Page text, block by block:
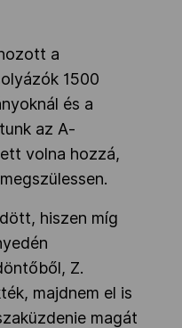
a
1500
és a
az A-
volna hozzá,
hiszen míg
Z.
majdnem el is
magát